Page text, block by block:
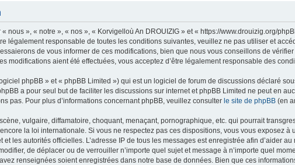
nous », « notre », « nos », « Korvigelloù An DROUIZIG » et « https://www.drouizig.org/
légalement responsable de toutes les conditions suivantes, veuillez ne pas utiliser et
de vous informer de ces modifications, bien que nous vous conseillons de
modifications aient été effectuées, vous acceptez d’être légalement responsable des
phpBB » et « phpBB Limited ») qui est un logiciel de forum de discussions déclaré
a pour seul but de faciliter les discussions sur internet et phpBB Limited ne peut en
pas. Pour plus d’informations concernant phpBB, veuillez consulter le site de phpBB (en
vulgaire, diffamatoire, choquant, menaçant, pornographique, etc. qui pourrait
la loi internationale. Si vous ne respectez pas ces dispositions, vous vous exposez à
les autorités officielles. L’adresse IP de tous les messages est enregistrée afin d’aider
de déplacer ou de verrouiller n’importe quel sujet et message à n’importe quel
renseignées soient enregistrées dans notre base de données. Bien que ces